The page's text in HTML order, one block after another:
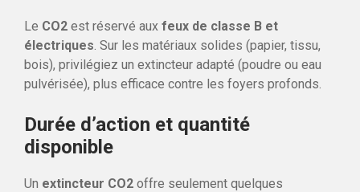
Le CO2 est réservé aux feux de classe B et
électriques. Sur les matériaux solides (papier, tissu,
bois), privilégiez un extincteur adapté (poudre ou eau
pulvérisée), plus efficace contre les foyers profonds.
Durée d’action et quantité
disponible
Un extincteur CO2 offre seulement quelques